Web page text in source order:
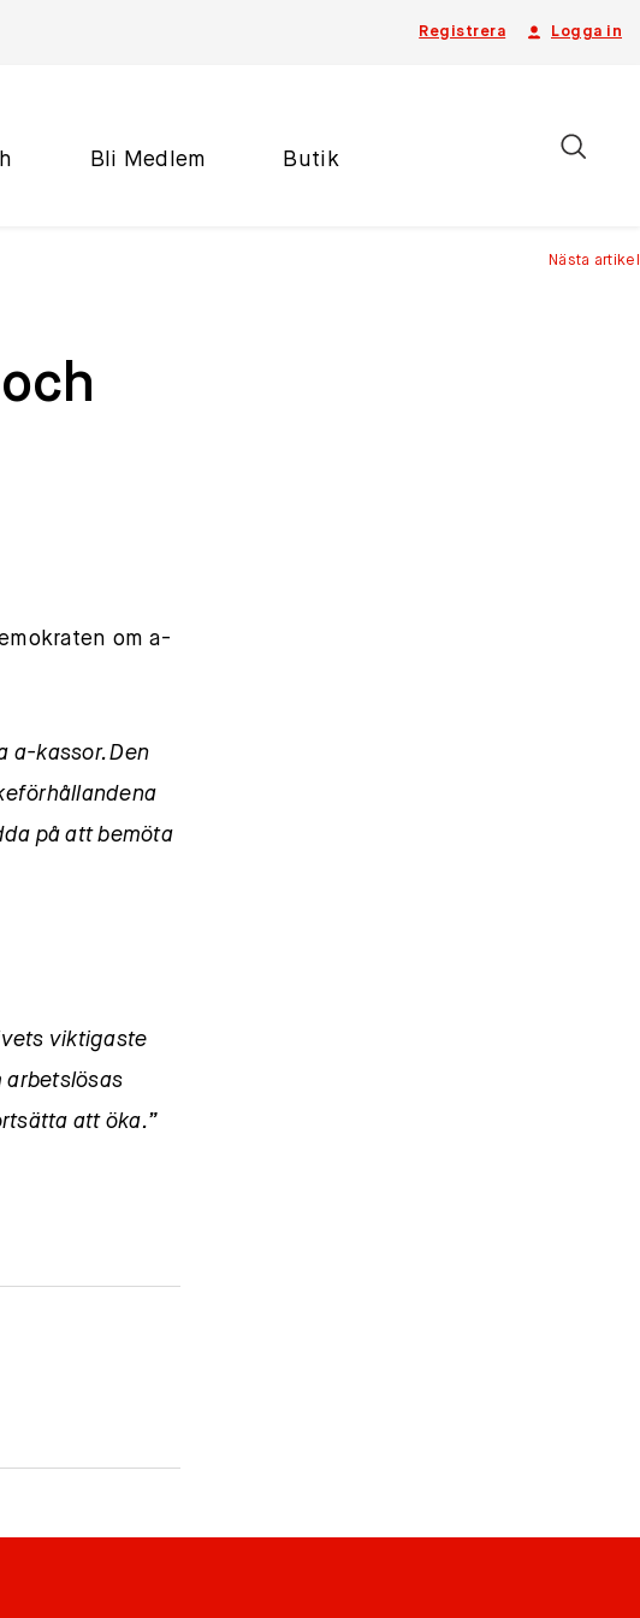
Registrera Logga in
Bli Medlem Butik
Nästa artikel
om a-
a-kassor. Den
på att bemöta
viktigaste
arbetslösas
att öka.”